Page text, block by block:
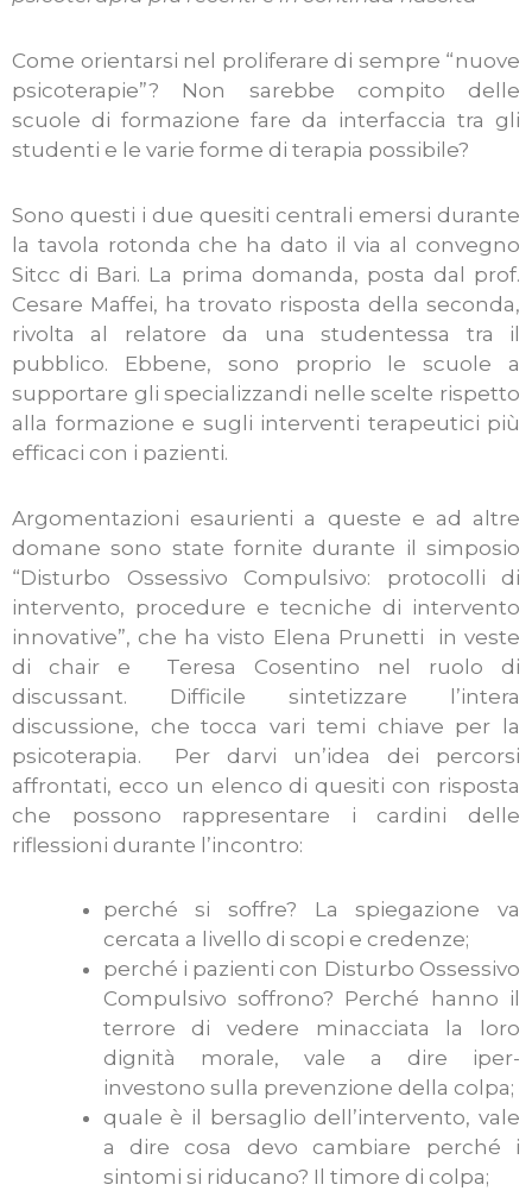
Come orientarsi nel proliferare di sempre “nuove
psicoterapie”? Non sarebbe compito delle
scuole di formazione fare da interfaccia tra gli
studenti e le varie forme di terapia possibile?
Sono questi i due quesiti centrali emersi durante
la tavola rotonda che ha dato il via al convegno
Sitcc di Bari. La prima domanda, posta dal prof.
Cesare Maffei, ha trovato risposta della seconda,
rivolta al relatore da una studentessa tra il
pubblico. Ebbene, sono proprio le scuole a
supportare gli specializzandi nelle scelte rispetto
alla formazione e sugli interventi terapeutici più
efficaci con i pazienti.
Argomentazioni esaurienti a queste e ad altre
domane sono state fornite durante il simposio
“Disturbo Ossessivo Compulsivo: protocolli di
intervento, procedure e tecniche di intervento
innovative”, che ha visto Elena Prunetti in veste
di chair e Teresa Cosentino nel ruolo di
discussant. Difficile sintetizzare l’intera
discussione, che tocca vari temi chiave per la
psicoterapia. Per darvi un’idea dei percorsi
affrontati, ecco un elenco di quesiti con risposta
che possono rappresentare i cardini delle
riflessioni durante l’incontro:
perché si soffre? La spiegazione va
cercata a livello di scopi e credenze;
perché i pazienti con Disturbo Ossessivo
Compulsivo soffrono? Perché hanno il
terrore di vedere minacciata la loro
dignità morale, vale a dire iper-
investono sulla prevenzione della colpa;
quale è il bersaglio dell’intervento, vale
a dire cosa devo cambiare perché i
sintomi si riducano? Il timore di colpa;